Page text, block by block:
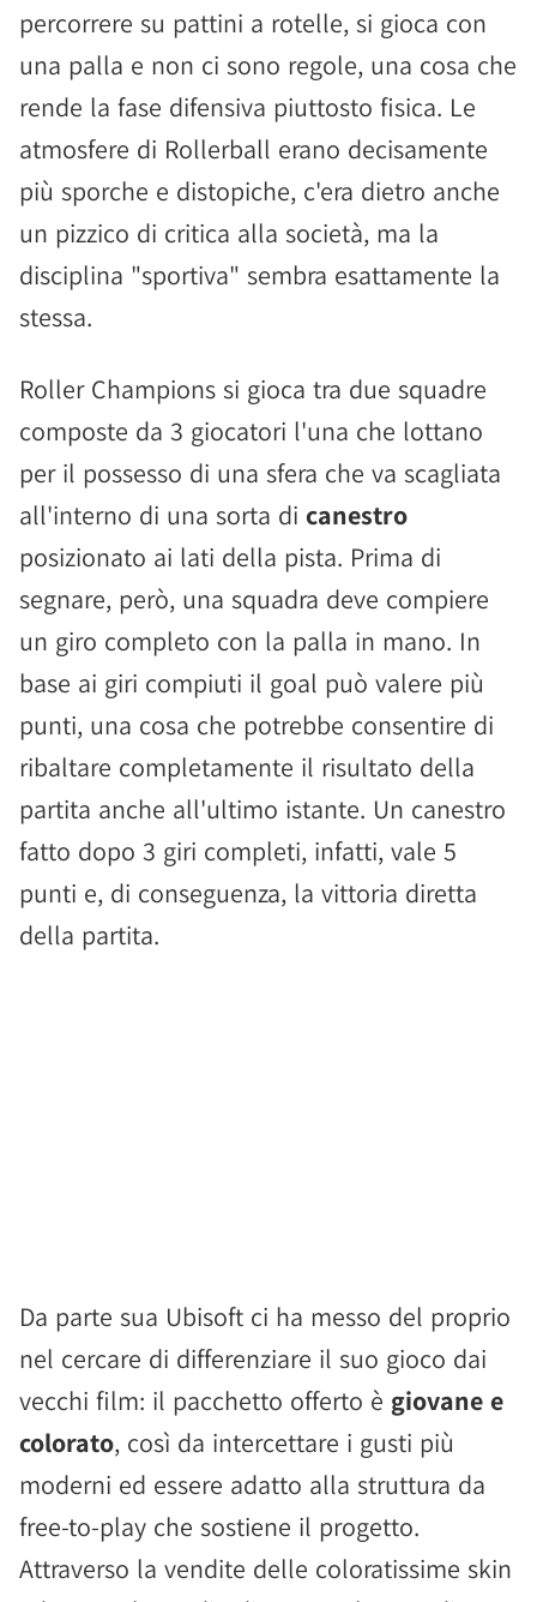
percorrere su pattini a rotelle, si gioca con
una palla e non ci sono regole, una cosa che
rende la fase difensiva piuttosto fisica. Le
atmosfere di Rollerball erano decisamente
più sporche e distopiche, c'era dietro anche
un pizzico di critica alla società, ma la
disciplina "sportiva" sembra esattamente la
stessa.
Roller Champions si gioca tra due squadre
composte da 3 giocatori l'una che lottano
per il possesso di una sfera che va scagliata
all'interno di una sorta di canestro
posizionato ai lati della pista. Prima di
segnare, però, una squadra deve compiere
un giro completo con la palla in mano. In
base ai giri compiuti il goal può valere più
punti, una cosa che potrebbe consentire di
ribaltare completamente il risultato della
partita anche all'ultimo istante. Un canestro
fatto dopo 3 giri completi, infatti, vale 5
punti e, di conseguenza, la vittoria diretta
della partita.
Da parte sua Ubisoft ci ha messo del proprio
nel cercare di differenziare il suo gioco dai
vecchi film: il pacchetto offerto è giovane e
colorato, così da intercettare i gusti più
moderni ed essere adatto alla struttura da
free-to-play che sostiene il progetto.
Attraverso la vendite delle coloratissime skin